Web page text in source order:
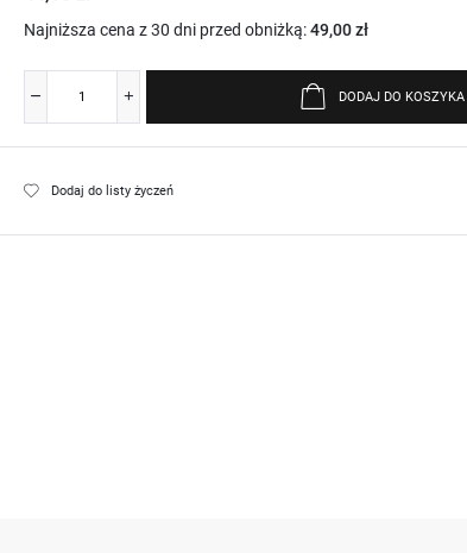
Najniższa cena z 30 dni przed obniżką:49,00 zł
DODAJ DO KOSZYKA
Dodaj do listy życzeń